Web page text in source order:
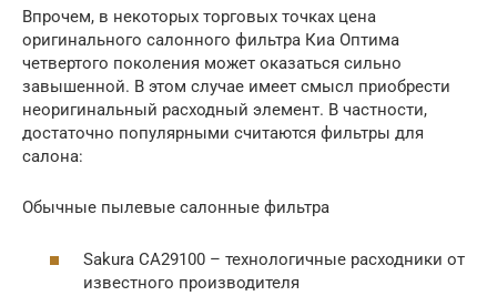
Впрочем, в некоторых торговых точках цена
оригинального салонного фильтра Киа Оптима
четвертого поколения может оказаться сильно
завышенной. В этом случае имеет смысл приобрести
неоригинальный расходный элемент. В частности,
достаточно популярными считаются фильтры для
салона:
Обычные пылевые салонные фильтра
Sakura CA29100 – технологичные расходники от
известного производителя